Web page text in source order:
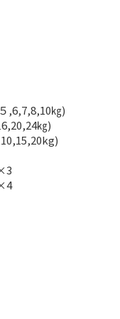
,6,7,8,10㎏)
㎏)